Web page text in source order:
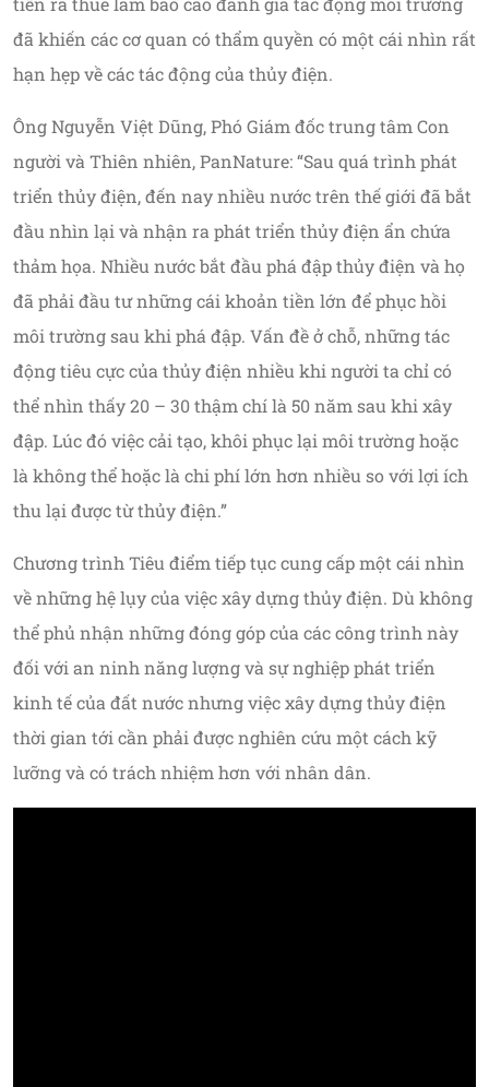
đã khiến các cơ quan có thẩm quyền có một cái nhìn rất
hạn hẹp về các tác động của thủy điện.
Ông Nguyễn Việt Dũng, Phó Giám đốc trung tâm Con
người và Thiên nhiên, PanNature: “Sau quá trình phát
triển thủy điện, đến nay nhiều nước trên thế giới đã bắt
đầu nhìn lại và nhận ra phát triển thủy điện ẩn chứa
thảm họa. Nhiều nước bắt đầu phá đập thủy điện và họ
đã phải đầu tư những cái khoản tiền lớn để phục hồi
môi trường sau khi phá đập. Vấn đề ở chỗ, những tác
động tiêu cực của thủy điện nhiều khi người ta chỉ có
thể nhìn thấy 20 – 30 thậm chí là 50 năm sau khi xây
đập. Lúc đó việc cải tạo, khôi phục lại môi trường hoặc
là không thể hoặc là chi phí lớn hơn nhiều so với lợi ích
thu lại được từ thủy điện.”
Chương trình Tiêu điểm tiếp tục cung cấp một cái nhìn
về những hệ lụy của việc xây dựng thủy điện. Dù không
thể phủ nhận những đóng góp của các công trình này
đối với an ninh năng lượng và sự nghiệp phát triển
kinh tế của đất nước nhưng việc xây dựng thủy điện
thời gian tới cần phải được nghiên cứu một cách kỹ
lưỡng và có trách nhiệm hơn với nhân dân.